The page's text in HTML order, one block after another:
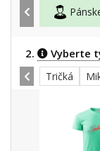
2. Vyberte
Tričká